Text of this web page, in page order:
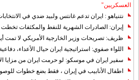
العسكريين"
نتنياهو : ايران تدعم غانتس ولبيد ضدي في
إيران: الصادرات الشهریة للنفط والمكثفات تخطت 2.75 مليون برميل يوميا
ظريف: تصريحات وزير الخارجية الأمريكي لا تمت
اللواء صفوي: استراتيجية ايران حيال الأعداء،
سفير ايران في موسكو: لو حرمت ايران من مزايا
اطفال الأنابيب في إيران ، فقط بضع خطوات